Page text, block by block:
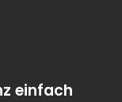
einfach